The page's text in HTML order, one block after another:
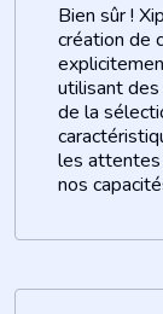
Bien sûr !
création de
utilisant des
de la
les attentes
nos